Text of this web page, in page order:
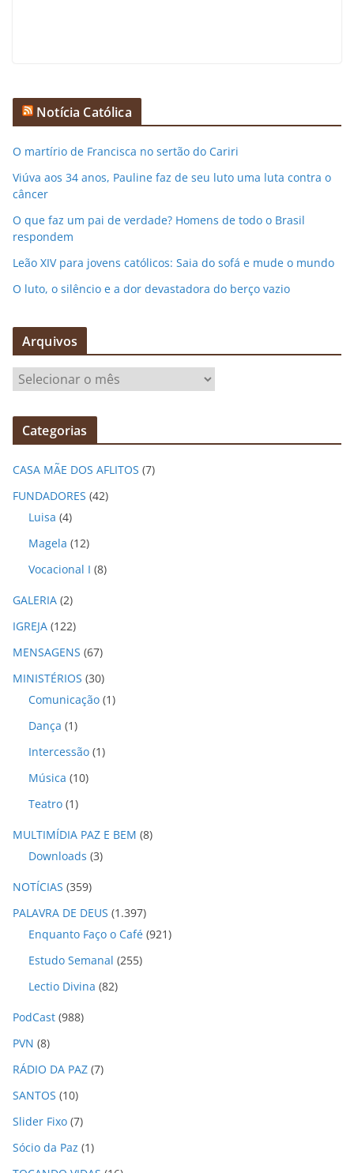
Notícia Católica
O martírio de Francisca no sertão do Cariri
Viúva aos 34 anos, Pauline faz de seu luto uma luta contra o
câncer
O que faz um pai de verdade? Homens de todo o Brasil
respondem
Leão XIV para jovens católicos: Saia do sofá e mude o mundo
O luto, o silêncio e a dor devastadora do berço vazio
Arquivos
r
q
v
o
Categorias
CASA MÃE DOS AFLITOS (7)
FUNDADORES (42)
Luisa (4)
Magela (12)
Vocacional I (8)
GALERIA (2)
IGREJA (122)
MENSAGENS (67)
MINISTÉRIOS (30)
Comunicação (1)
Dança (1)
Intercessão (1)
Música (10)
Teatro (1)
MULTIMÍDIA PAZ E BEM (8)
Downloads (3)
NOTÍCIAS (359)
PALAVRA DE DEUS (1.397)
Enquanto Faço o Café (921)
Estudo Semanal (255)
Lectio Divina (82)
PodCast (988)
PVN (8)
RÁDIO DA PAZ (7)
SANTOS (10)
Slider Fixo (7)
Sócio da Paz (1)